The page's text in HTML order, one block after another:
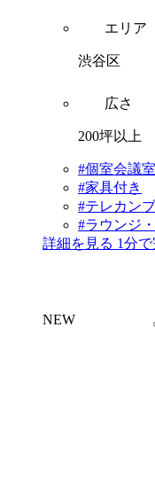
エリア
渋谷区
広さ
200坪以上
#個室会議
#家具付き
#テレカン
#ラウンジ
詳細を見る 1分で
NEW